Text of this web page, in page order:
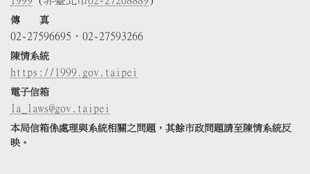
傳 真
02-27596695、02-27593266
陳情系統
https://1999.gov.taipei
電子信箱
la_laws@gov.taipei
本局信箱係處理與系統相關之問題，其餘市政問題請至陳情系統反
映。